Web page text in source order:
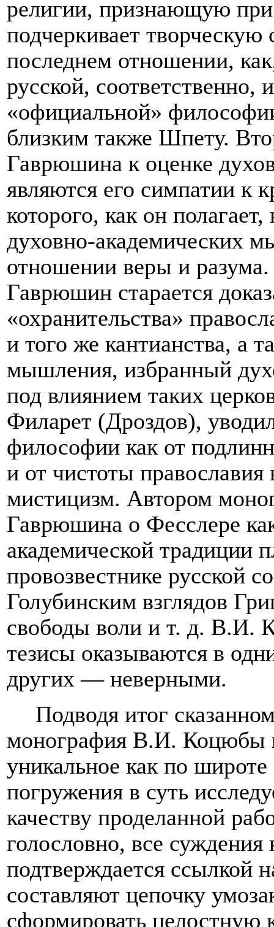
религии, признающую при
подчеркивает
последнем отношении,
русской, соответственно,
«официальной»
близким также Шпету.
Гаврюшина к оценке
являются его симпатии к
которого, как он
духовно-академических
отношении веры и разума.
Гаврюшин старается
«охранительства»
и того же кантианства, а
мышления, избранный
под влиянием таких
Филарет (Дроздов),
философии как от
и от чистоты
мистицизм. Автором
Гаврюшина о Фесслере
академической традиции
провозвестнике русской
Голубинским взглядов
свободы воли и т. д. В.И.
тезисы оказываются в
других — неверными.
Подводя итог
монография В.И. Коцюбы
уникальное как по широте
погружения в суть
качеству проделанной
голословно, все
подтверждается ссылкой
составляют цепочку
сформировать целостную